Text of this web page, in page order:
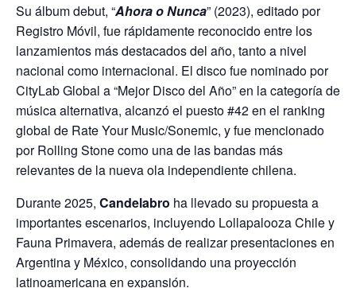
Su álbum debut, “Ahora o Nunca” (2023), editado por
Registro Móvil, fue rápidamente reconocido entre los
lanzamientos más destacados del año, tanto a nivel
nacional como internacional. El disco fue nominado por
CityLab Global a “Mejor Disco del Año” en la categoría de
música alternativa, alcanzó el puesto #42 en el ranking
global de Rate Your Music/Sonemic, y fue mencionado
por Rolling Stone como una de las bandas más
relevantes de la nueva ola independiente chilena.
Durante 2025, Candelabro ha llevado su propuesta a
importantes escenarios, incluyendo Lollapalooza Chile y
Fauna Primavera, además de realizar presentaciones en
Argentina y México, consolidando una proyección
latinoamericana en expansión.